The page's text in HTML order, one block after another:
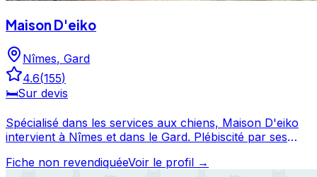
Maison D'eiko
Nîmes, Gard
4.6(155)
🛏️Sur devis
Spécialisé dans les services aux chiens, Maison D'eiko
intervient à Nîmes et dans le Gard. Plébiscité par ses
D'eiko fait partie des professionnels canins les mieux
Fiche non revendiquéeVoir le profil →